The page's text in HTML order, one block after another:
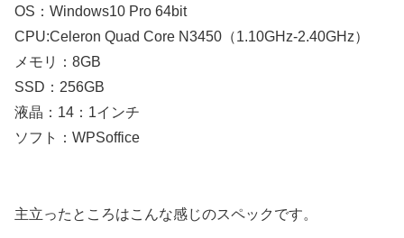
OS：Windows10 Pro 64bit
CPU:Celeron Quad Core N3450（1.10GHz-2.40GHz）
メモリ：8GB
SSD：256GB
液晶：14：1インチ
ソフト：WPSoffice
主立ったところはこんな感じのスペックです。